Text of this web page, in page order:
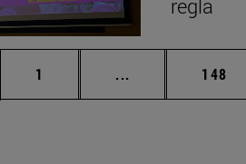
regla
Página
1 ... Páginas 148